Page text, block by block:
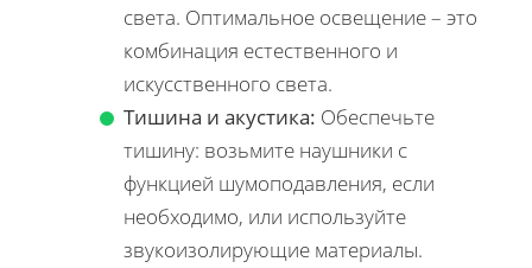
света. Оптимальное освещение – это
комбинация естественного и
искусственного света.
Тишина и акустика: Обеспечьте
тишину: возьмите наушники с
функцией шумоподавления, если
необходимо, или используйте
звукоизолирующие материалы.